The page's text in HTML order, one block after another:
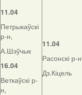
11.04
Петрыкаўскі
р-н,
А.Шэўчык
16.04
Веткаўскі р-
н,
11.04
Расонскі р-
Дз.Кіцель